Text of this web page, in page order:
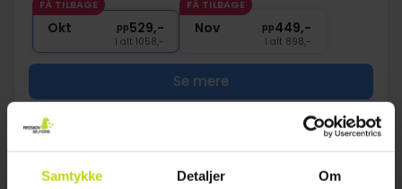
Samtykke Detaljer Om
∞ Gratis internet
FÅ TILBAGE
Okt pp529,-
I alt 1058,-
FÅ TILBAGE
Nov pp449,-
I alt 898,-
Se mere
1